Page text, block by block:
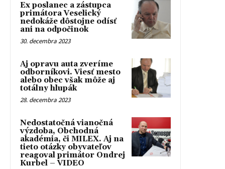
Ex poslanec a zástupca
primátora Veselický
nedokáže dôstojne odísť
ani na odpočinok
30. decembra 2023
Aj opravu auta zveríme
odborníkovi. Viesť mesto
alebo obec však môže aj
totálny hlupák
28. decembra 2023
Nedostatočná vianočná
výzdoba, Obchodná
akadémia, či MILEX. Aj na
tieto otázky obyvateľov
reagoval primátor Ondrej
Kurbel – VIDEO